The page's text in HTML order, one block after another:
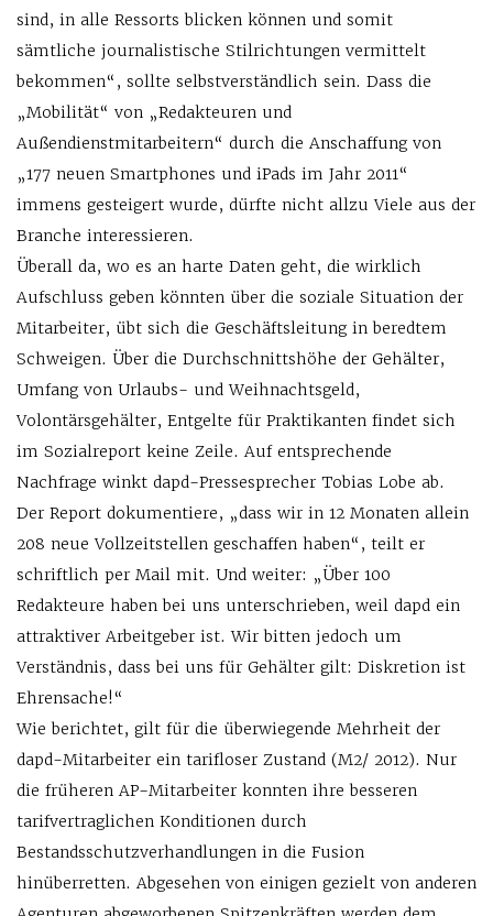
sind, in alle Ressorts blicken können und somit
sämtliche journalistische Stilrichtungen vermittelt
bekommen“, sollte selbstverständlich sein. Dass die
„Mobilität“ von „Redakteuren und
Außendienstmitarbeitern“ durch die Anschaffung von
„177 neuen Smartphones und iPads im Jahr 2011“
immens gesteigert wurde, dürfte nicht allzu Viele aus der
Branche interessieren.
Überall da, wo es an harte Daten geht, die wirklich
Aufschluss geben könnten über die soziale Situation der
Mitarbeiter, übt sich die Geschäftsleitung in beredtem
Schweigen. Über die Durchschnittshöhe der Gehälter,
Umfang von Urlaubs- und Weihnachtsgeld,
Volontärsgehälter, Entgelte für Praktikanten findet sich
im Sozialreport keine Zeile. Auf entsprechende
Nachfrage winkt dapd-Pressesprecher Tobias Lobe ab.
Der Report dokumentiere, „dass wir in 12 Monaten allein
208 neue Vollzeitstellen geschaffen haben“, teilt er
schriftlich per Mail mit. Und weiter: „Über 100
Redakteure haben bei uns unterschrieben, weil dapd ein
attraktiver Arbeitgeber ist. Wir bitten jedoch um
Verständnis, dass bei uns für Gehälter gilt: Diskretion ist
Ehrensache!“
Wie berichtet, gilt für die überwiegende Mehrheit der
dapd-Mitarbeiter ein tarifloser Zustand (M2/ 2012). Nur
die früheren AP-Mitarbeiter konnten ihre besseren
tarifvertraglichen Konditionen durch
Bestandsschutzverhandlungen in die Fusion
hinüberretten. Abgesehen von einigen gezielt von anderen